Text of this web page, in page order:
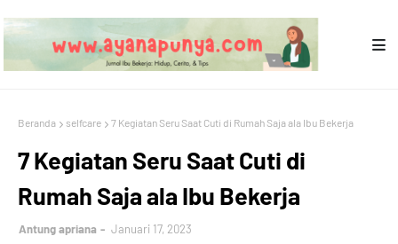
Beranda selfcare 7 Kegiatan Seru Saat Cuti di Rumah Saja ala Ibu Bekerja
7 Kegiatan Seru Saat Cuti di
Rumah Saja ala Ibu Bekerja
Antung apriana Januari 17, 2023